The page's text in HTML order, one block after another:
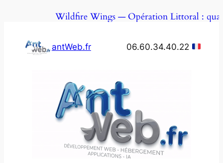
Wildfire Wings — Opération Littoral : quand un jeu
antWeb.fr 06.60.34.40.22